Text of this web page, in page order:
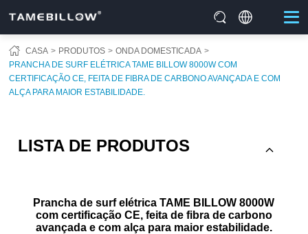
CASA PRODUTOS
ONDA DOMESTICADA
PRANCHA DE SURF ELÉTRICA TAME BILLOW 8000W COM
CERTIFICAÇÃO CE, FEITA DE FIBRA DE CARBONO AVANÇADA E COM
ALÇA PARA MAIOR ESTABILIDADE.
LISTA DE PRODUTOS
Prancha de surf elétrica TAME BILLOW 8000W
com certificação CE, feita de fibra de carbono
avançada e com alça para maior estabilidade.